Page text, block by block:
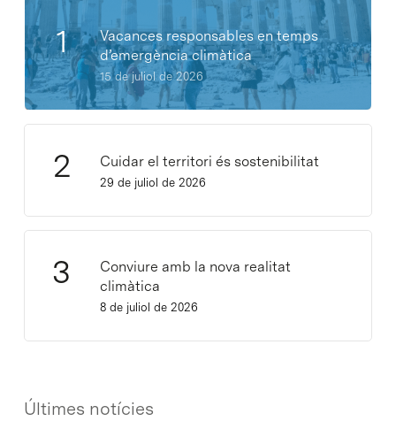
Vacances responsables en temps
d’emergència climàtica
15 de juliol de 2026
Cuidar el territori és sostenibilitat
29 de juliol de 2026
Conviure amb la nova realitat
climàtica
8 de juliol de 2026
Últimes notícies